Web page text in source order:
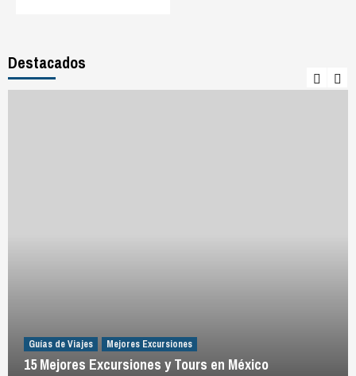
Destacados
Guías de Viajes Mejores Excursiones
15 Mejores Excursiones y Tours en México